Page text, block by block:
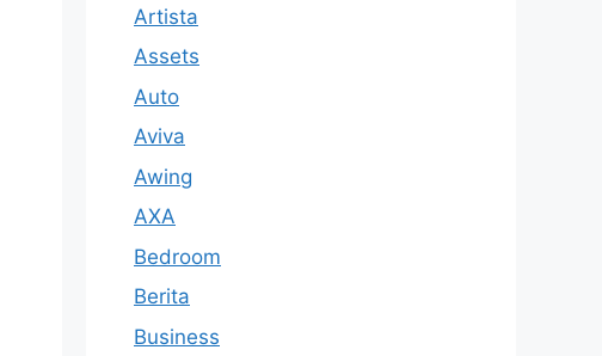
Artista
Assets
Auto
Aviva
Awing
AXA
Bedroom
Berita
Business